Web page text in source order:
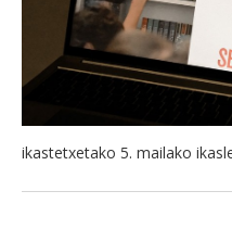
ikastetxetako 5. mailako